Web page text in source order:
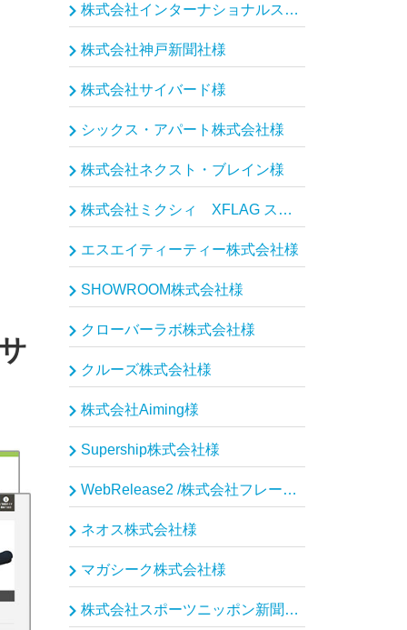
株式会社インターナショナルスポーツマーケティング様
株式会社神戸新聞社様
株式会社サイバード様
シックス・アパート株式会社様
株式会社ネクスト・ブレイン様
株式会社ミクシィ XFLAG スタジオ様
エスエイティーティー株式会社様
SHOWROOM株式会社様
クローバーラボ株式会社様
クルーズ株式会社様
株式会社Aiming様
Supership株式会社様
WebRelease2 /株式会社フレームワークスソフトウェア様
ネオス株式会社様
マガシーク株式会社様
株式会社スポーツニッポン新聞社様